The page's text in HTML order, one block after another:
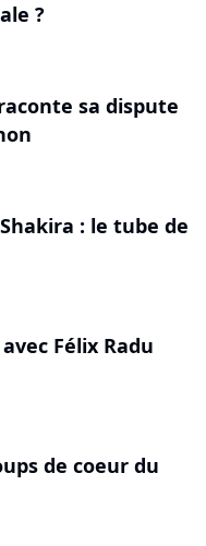
?
sa dispute
: le tube de
Félix Radu
de coeur du